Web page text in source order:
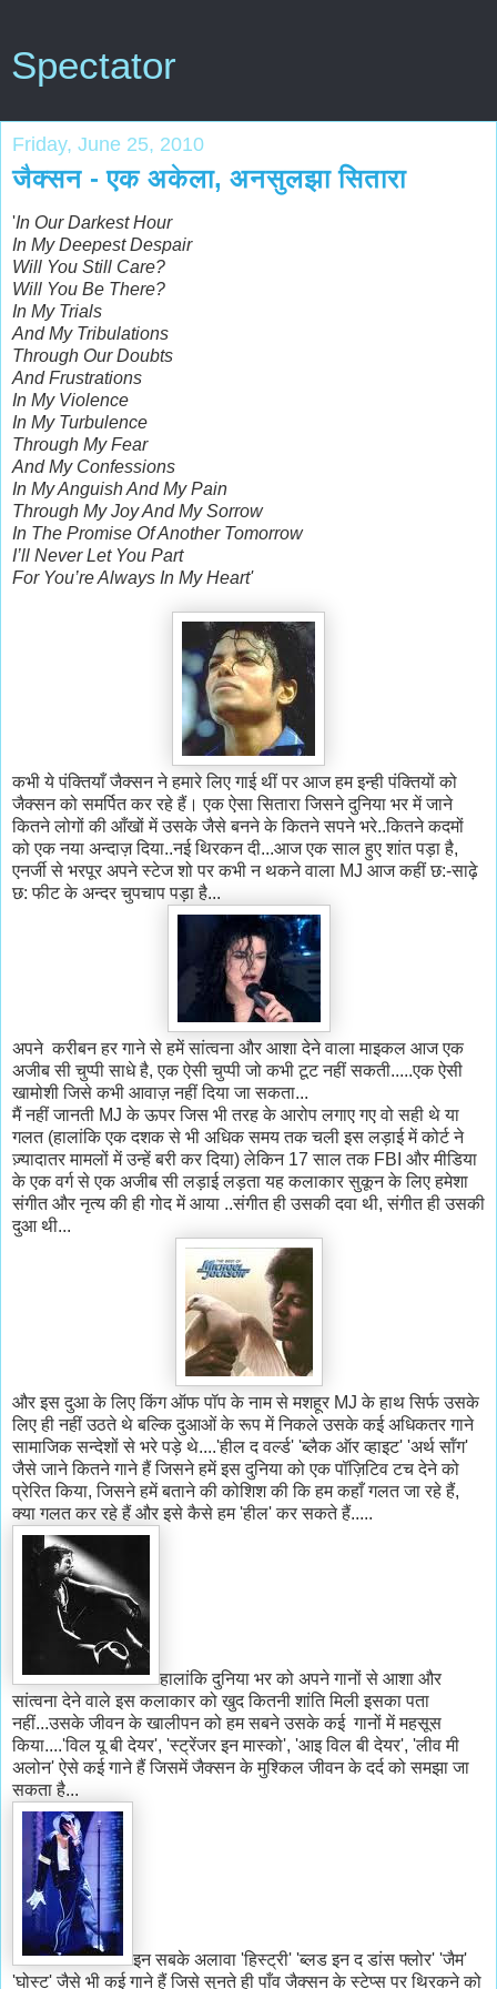
Spectator
Friday, June 25, 2010
जैक्सन - एक अकेला, अनसुलझा सितारा
'In Our Darkest Hour
In My Deepest Despair
Will You Still Care?
Will You Be There?
In My Trials
And My Tribulations
Through Our Doubts
And Frustrations
In My Violence
In My Turbulence
Through My Fear
And My Confessions
In My Anguish And My Pain
Through My Joy And My Sorrow
In The Promise Of Another Tomorrow
I’ll Never Let You Part
For You’re Always In My Heart'
कभी ये पंक्तियाँ जैक्सन ने हमारे लिए गाई थीं पर आज हम इन्ही पंक्तियों को
जैक्सन को समर्पित कर रहे हैं। एक ऐसा सितारा जिसने दुनिया भर में जाने
कितने लोगों की आँखों में उसके जैसे बनने के कितने सपने भरे..कितने कदमों
को एक नया अन्दाज़ दिया..नई थिरकन दी...आज एक साल हुए शांत पड़ा है,
एनर्जी से भरपूर अपने स्टेज शो पर कभी न थकने वाला MJ आज कहीं छ:-साढ़े
छ: फीट के अन्दर चुपचाप पड़ा है...
अपने करीबन हर गाने से हमें सांत्वना और आशा देने वाला माइकल आज एक
अजीब सी चुप्पी साधे है, एक ऐसी चुप्पी जो कभी टूट नहीं सकती.....एक ऐसी
खामोशी जिसे कभी आवाज़ नहीं दिया जा सकता...
मैं नहीं जानती MJ के ऊपर जिस भी तरह के आरोप लगाए गए वो सही थे या
गलत (हालांकि एक दशक से भी अधिक समय तक चली इस लड़ाई में कोर्ट ने
ज़्यादातर मामलों में उन्हें बरी कर दिया) लेकिन 17 साल तक FBI और मीडिया
के एक वर्ग से एक अजीब सी लड़ाई लड़ता यह कलाकार सुकून के लिए हमेशा
संगीत और नृत्य की ही गोद में आया ..संगीत ही उसकी दवा थी, संगीत ही उसकी
दुआ थी...
और इस दुआ के लिए किंग ऑफ पॉप के नाम से मशहूर MJ के हाथ सिर्फ उसके
लिए ही नहीं उठते थे बल्कि दुआओं के रूप में निकले उसके कई अधिकतर गाने
सामाजिक सन्देशों से भरे पड़े थे....'हील द वर्ल्ड' 'ब्लैक ऑर व्हाइट' 'अर्थ सॉंग'
जैसे जाने कितने गाने हैं जिसने हमें इस दुनिया को एक पॉज़िटिव टच देने को
प्रेरित किया, जिसने हमें बताने की कोशिश की कि हम कहाँ गलत जा रहे हैं,
क्या गलत कर रहे हैं और इसे कैसे हम 'हील' कर सकते हैं.....
हालांकि दुनिया भर को अपने गानों से आशा और
सांत्वना देने वाले इस कलाकार को खुद कितनी शांति मिली इसका पता
नहीं...उसके जीवन के खालीपन को हम सबने उसके कई गानों में महसूस
किया....'विल यू बी देयर', 'स्ट्रेंजर इन मास्को', 'आइ विल बी देयर', 'लीव मी
अलोन' ऐसे कई गाने हैं जिसमें जैक्सन के मुश्किल जीवन के दर्द को समझा जा
सकता है...
इन सबके अलावा 'हिस्ट्री' 'ब्लड इन द डांस फ्लोर' 'जैम'
'घोस्ट' जैसे भी कई गाने हैं जिसे सुनते ही पाँव जैक्सन के स्टेप्स पर थिरकने को